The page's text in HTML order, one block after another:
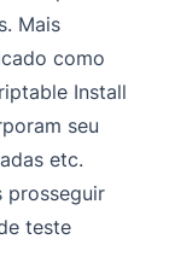
Mais
como
Install
seu
etc.
prosseguir
teste